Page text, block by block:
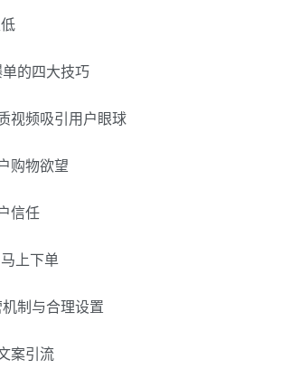
的四大技巧
视频吸引用户眼球
购物欲望
信任
上下单
制与合理设置
案引流